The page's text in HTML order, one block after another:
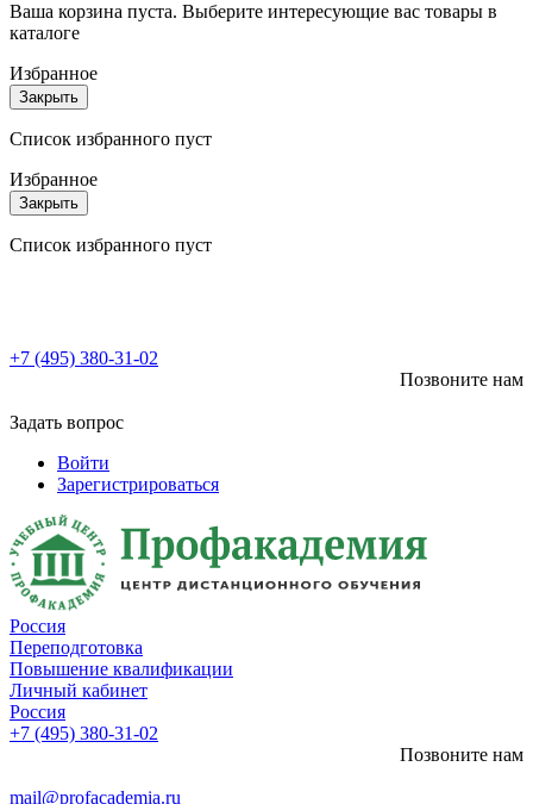
Ваша корзина пуста. Выберите интересующие вас товары в
каталоге
Избранное
Закрыть
Список избранного пуст
Избранное
Закрыть
Список избранного пуст
+7 (495) 380-31-02
Позвоните нам
Задать вопрос
Войти
Зарегистрироваться
Россия
Переподготовка
Повышение квалификации
Личный кабинет
Россия
+7 (495) 380-31-02
Позвоните нам
mail@profacademia.ru